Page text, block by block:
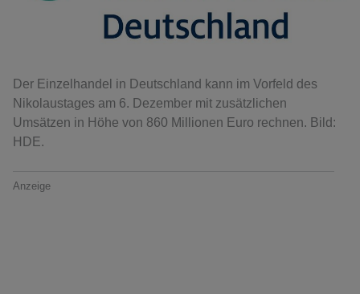
Der Einzelhandel in Deutschland kann im Vorfeld des
Nikolaustages am 6. Dezember mit zusätzlichen
Umsätzen in Höhe von 860 Millionen Euro rechnen. Bild:
HDE.
Anzeige